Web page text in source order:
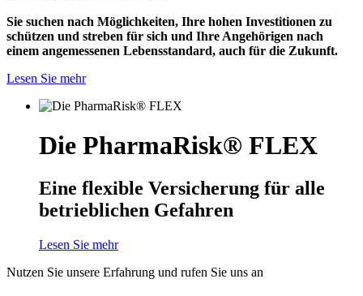
Sie suchen nach Möglichkeiten, Ihre hohen Investitionen zu
schützen und streben für sich und Ihre Angehörigen nach
einem angemessenen Lebensstandard, auch für die Zukunft.
Lesen Sie mehr
Die PharmaRisk® FLEX
Eine flexible Versicherung für alle
betrieblichen Gefahren
Lesen Sie mehr
Nutzen Sie unsere Erfahrung und rufen Sie uns an